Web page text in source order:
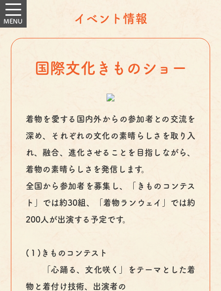
イベント情報
国際文化きものショー
着物を愛する国内外からの参加者との交流を
深め、それぞれの文化の素晴らしさを取り入
れ、融合、進化させることを目指しながら、
着物の素晴らしさを発信します。
全国から参加者を募集し、「きものコンテス
ト」では約30組、「着物ランウェイ」では約
200人が出演する予定です。
(１)きものコンテスト
「心踊る、文化咲く」をテーマとした着
物と着付け技術、出演者の